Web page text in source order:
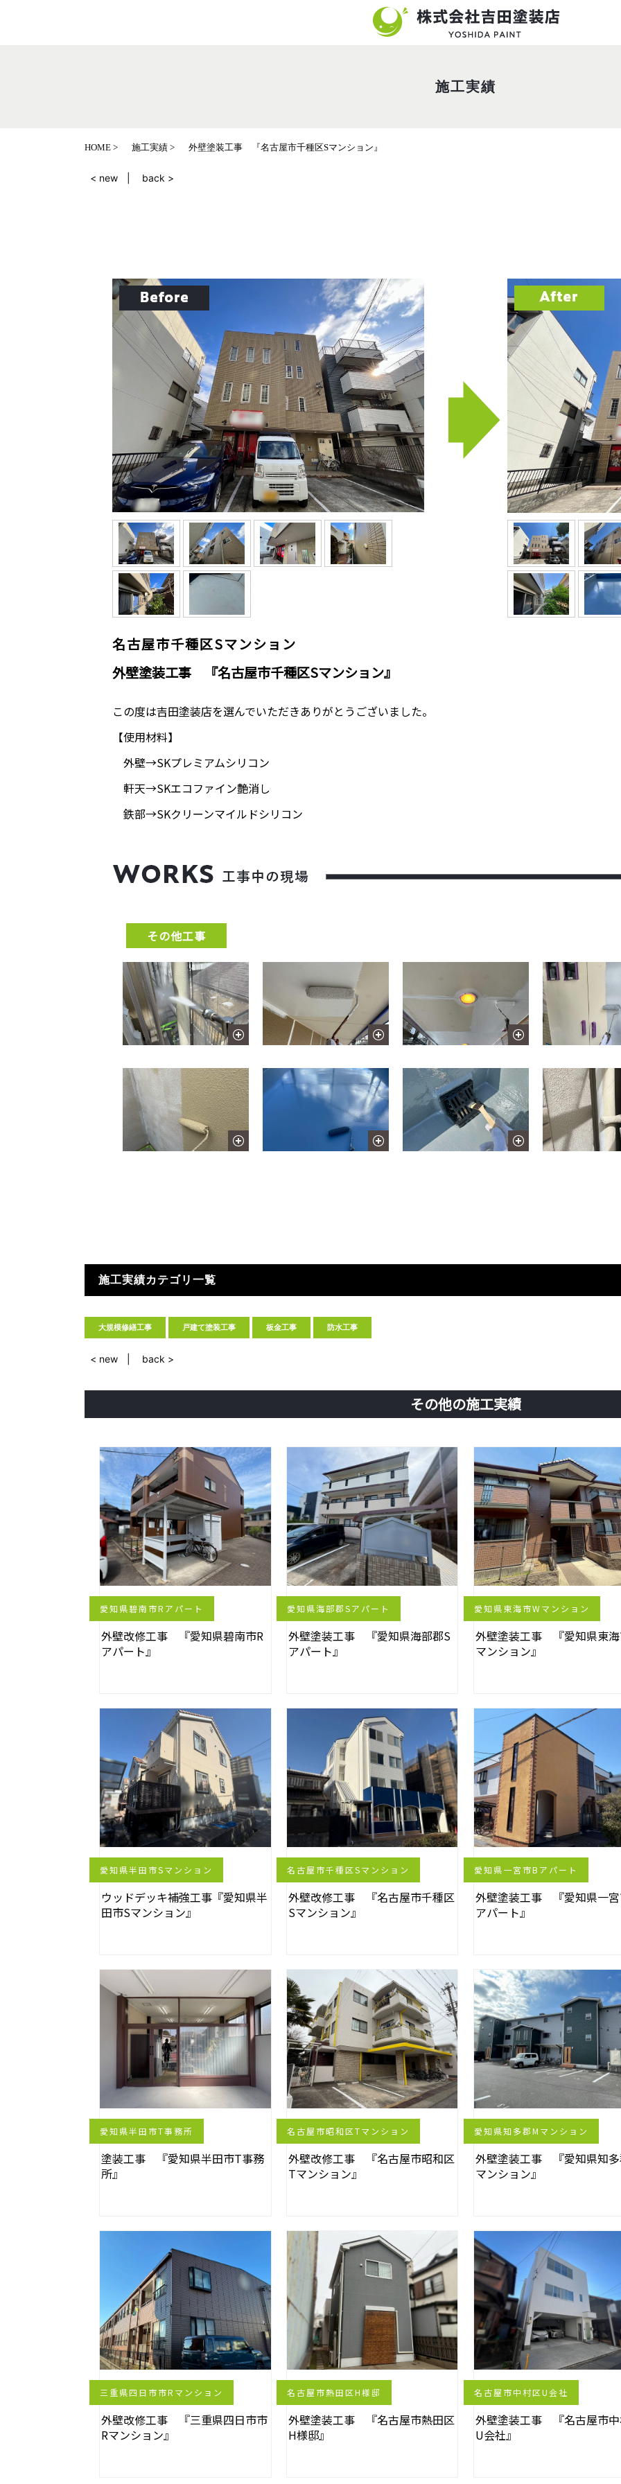
施工実績
HOME 施工実績 外壁塗装工事 『名古屋市千種区Sマンション』
< new back >
名古屋市千種区Sマンション
外壁塗装工事 『名古屋市千種区Sマンション』
この度は吉田塗装店を選んでいただきありがとうございました。
【使用材料】
外壁→SKプレミアムシリコン
軒天→SKエコファイン艶消し
鉄部→SKクリーンマイルドシリコン
その他工事
施工実績カテゴリ一覧
大規模修繕工事 戸建て塗装工事 板金工事 防水工事
< new back >
その他の施工実績
愛知県碧南市Rアパート
外壁改修工事 『愛知県碧南市R
アパート』
愛知県海部郡Sアパート
外壁塗装工事 『愛知県海部郡S
アパート』
愛知県東海市Wマンション
外壁塗装工事 『愛知県東
マンション』
愛知県半田市Sマンション
ウッドデッキ補強工事『愛知県半
田市Sマンション』
名古屋市千種区Sマンション
外壁改修工事 『名古屋市千種区
Sマンション』
愛知県一宮市Bアパート
外壁塗装工事 『愛知県一
アパート』
愛知県半田市T事務所
塗装工事 『愛知県半田市T事務
所』
名古屋市昭和区Tマンション
外壁改修工事 『名古屋市昭和区
Tマンション』
愛知県知多郡Mマンション
外壁塗装工事 『愛知県知
マンション』
三重県四日市市Rマンション
外壁改修工事 『三重県四日市市
Rマンション』
名古屋市熱田区H様邸
外壁塗装工事 『名古屋市熱田区
H様邸』
名古屋市中村区U会社
外壁塗装工事 『名古屋市
U会社』